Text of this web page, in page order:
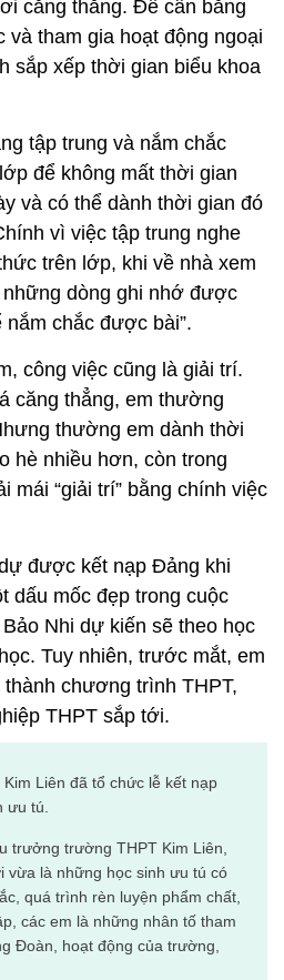
căng thẳng. Để cân bằng
tham gia hoạt động ngoại
sắp xếp thời gian biểu khoa
tập trung và nắm chắc
để không mất thời gian
và có thể dành thời gian đó
vì việc tập trung nghe
trên lớp, khi về nhà xem
dòng ghi nhớ được
chắc được bài”.
công việc cũng là giải trí.
căng thẳng, em thường
thường em dành thời
hè nhiều hơn, còn trong
mái “giải trí” bằng chính việc
được kết nạp Đảng khi
dấu mốc đẹp trong cuộc
Nhi dự kiến sẽ theo học
Tuy nhiên, trước mắt, em
chương trình THPT,
THPT sắp tới.
Liên đã tổ chức lễ kết nạp
ưu tú.
trưởng trường THPT Kim Liên,
vừa là những học sinh ưu tú có
quá trình rèn luyện phẩm chất,
các em là những nhân tố tham
Đoàn, hoạt động của trường,